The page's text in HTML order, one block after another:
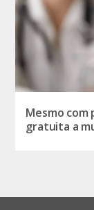
Mesmo com
gratuita a